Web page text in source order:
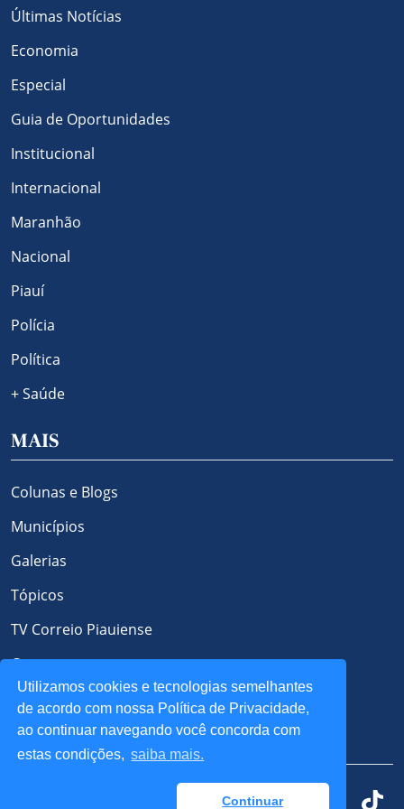
Utilizamos cookies e tecnologias semelhantes
de acordo com nossa Política de Privacidade,
ao continuar navegando você concorda com
estas condições, saiba mais.
Continuar
Últimas Notícias
Economia
Especial
Guia de Oportunidades
Institucional
Internacional
Maranhão
Nacional
Piauí
Polícia
Política
+ Saúde
MAIS
Colunas e Blogs
Municípios
Galerias
Tópicos
TV Correio Piauiense
Contato
Política de Privacidade e Cookies
REDES SOCIAIS